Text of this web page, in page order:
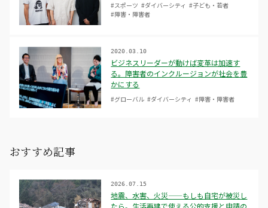
#スポーツ #ダイバーシティ #子ども・若者
#障害・障害者
ビジネスリーダーが動けば変革は加速す
る。障害者のインクルージョンが社会を豊
かにする
2020.03.10
#グローバル #ダイバーシティ #障害・障害者
おすすめ記事
地震、水害、火災——もしも自宅が被災し
2026.07.15